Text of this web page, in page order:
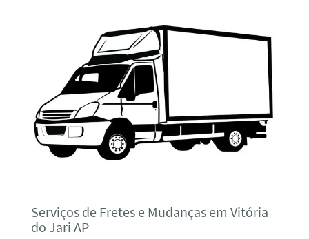
Serviços de Fretes e Mudanças em Vitória
do Jari AP